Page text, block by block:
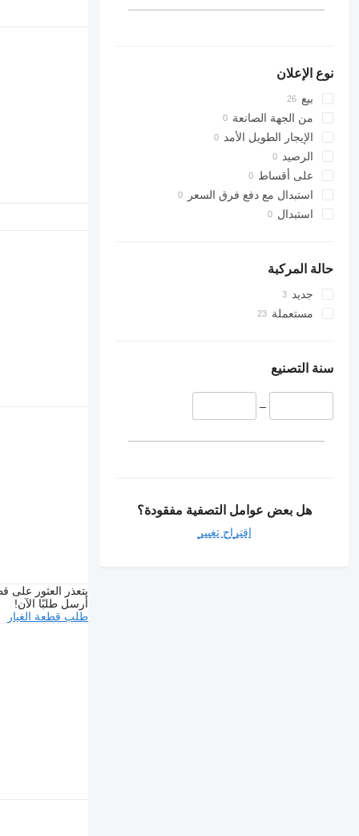
نوع الإعلان
بيع
من الجهة الصانعة
الإيجار الطويل الأمد
الرصيد
على أقساط
استبدال مع دفع فرق السعر
استبدال
حالة المركبة
جديد
مستعملة
سنة التصنيع
–
هل بعض عوامل التصفية مفقودة؟
اقتراح تغيير
يتعذر العثور على
أرسل طلبًا الآن!
طلب قطعة الغيار